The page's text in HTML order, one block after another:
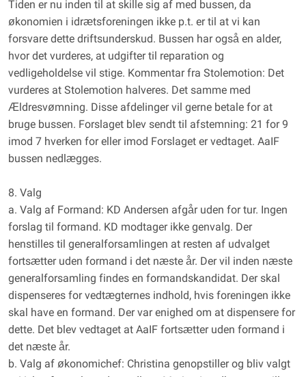
Tiden er nu inden til at skille sig af med bussen, da
økonomien i idrætsforeningen ikke p.t. er til at vi kan
forsvare dette driftsunderskud. Bussen har også en alder,
hvor det vurderes, at udgifter til reparation og
vedligeholdelse vil stige. Kommentar fra Stolemotion: Det
vurderes at Stolemotion halveres. Det samme med
Ældresvømning. Disse afdelinger vil gerne betale for at
bruge bussen. Forslaget blev sendt til afstemning: 21 for 9
imod 7 hverken for eller imod Forslaget er vedtaget. AaIF
bussen nedlægges.
8. Valg
a. Valg af Formand: KD Andersen afgår uden for tur. Ingen
forslag til formand. KD modtager ikke genvalg. Der
henstilles til generalforsamlingen at resten af udvalget
fortsætter uden formand i det næste år. Der vil inden næste
generalforsamling findes en formandskandidat. Der skal
dispenseres for vedtægternes indhold, hvis foreningen ikke
skal have en formand. Der var enighed om at dispensere for
dette. Det blev vedtaget at AaIF fortsætter uden formand i
det næste år.
b. Valg af økonomichef: Christina genopstiller og bliv valgt